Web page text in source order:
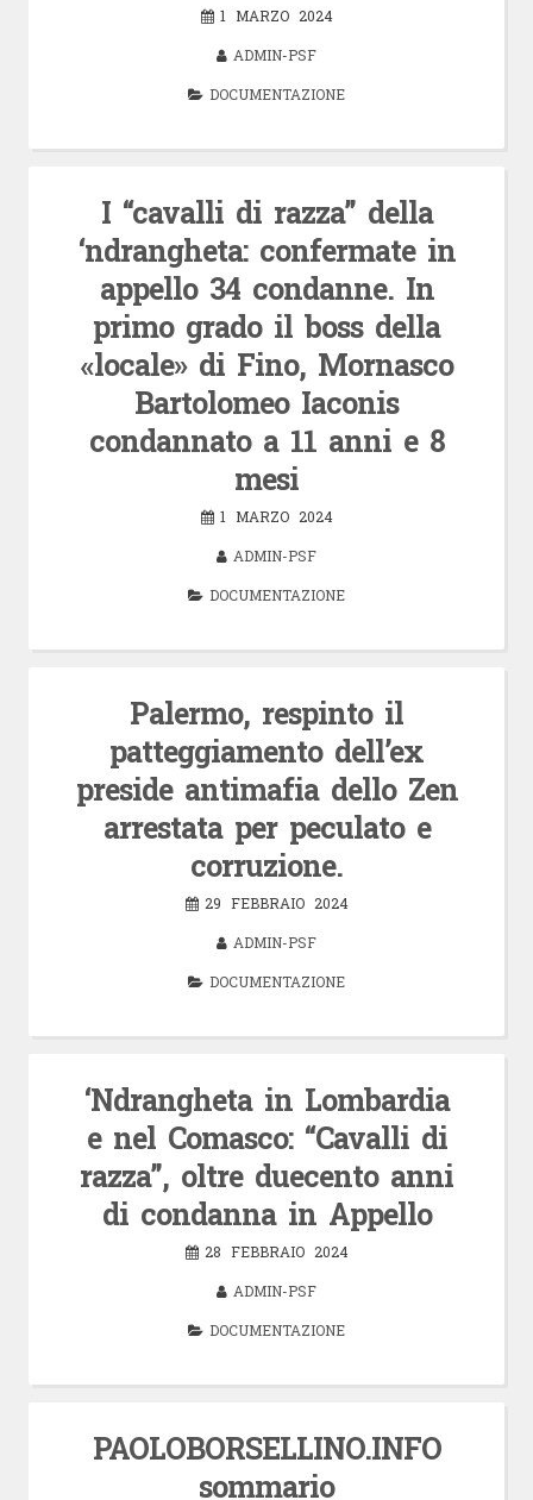
1 MARZO 2024
ADMIN-PSF
DOCUMENTAZIONE
I “cavalli di razza” della
‘ndrangheta: confermate in
appello 34 condanne. In
primo grado il boss della
«locale» di Fino, Mornasco
Bartolomeo Iaconis
condannato a 11 anni e 8
mesi
1 MARZO 2024
ADMIN-PSF
DOCUMENTAZIONE
Palermo, respinto il
patteggiamento dell’ex
preside antimafia dello Zen
arrestata per peculato e
corruzione.
29 FEBBRAIO 2024
ADMIN-PSF
DOCUMENTAZIONE
‘Ndrangheta in Lombardia
e nel Comasco: “Cavalli di
razza”, oltre duecento anni
di condanna in Appello
28 FEBBRAIO 2024
ADMIN-PSF
DOCUMENTAZIONE
PAOLOBORSELLINO.INFO
sommario